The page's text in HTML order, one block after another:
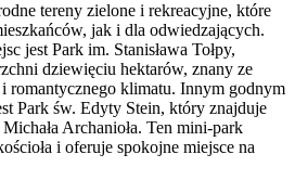
tereny zielone i rekreacyjne, które
jak i dla odwiedzających.
jest Park im. Stanisława Tołpy,
dziewięciu hektarów, znany ze
romantycznego klimatu. Innym godnym
Park św. Edyty Stein, który znajduje
Archanioła. Ten mini-park
i oferuje spokojne miejsce na